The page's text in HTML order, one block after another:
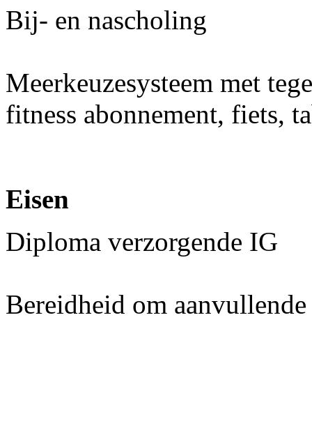
Bij- en nascholing
Meerkeuzesysteem met
fitness abonnement, fiets,
Eisen
Diploma verzorgende IG
Bereidheid om